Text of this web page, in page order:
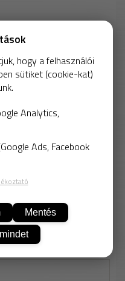
így
tengelyeket
, PTC- és NTC
(porlasztók
felügyeletére.
sokkoló
porlasztócsövecske
hogy a felhasználói
sütiket (cookie-kat)
Analytics,
Ads, Facebook
Mentés